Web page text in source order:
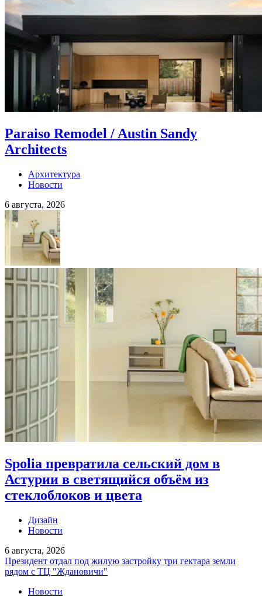
Paraiso Remodel / Austin Sandy
Architects
Архитектура
Новости
6 августа, 2026
Spolia превратила сельский дом в
Астурии в светящийся объём из
стеклоблоков и цвета
Дизайн
Новости
6 августа, 2026
Президент отдал под жилую застройку три гектара земли
рядом с ТЦ "Ждановичи"
Новости